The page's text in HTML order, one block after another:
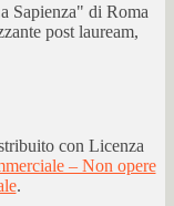
Sapienza" di Roma
post lauream,
con Licenza
– Non opere
.